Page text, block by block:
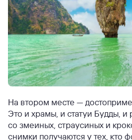
На втором месте —
Это и храмы, и статуи Будды, и
со змеиных, страусиных и
снимки получаются у тех, кто